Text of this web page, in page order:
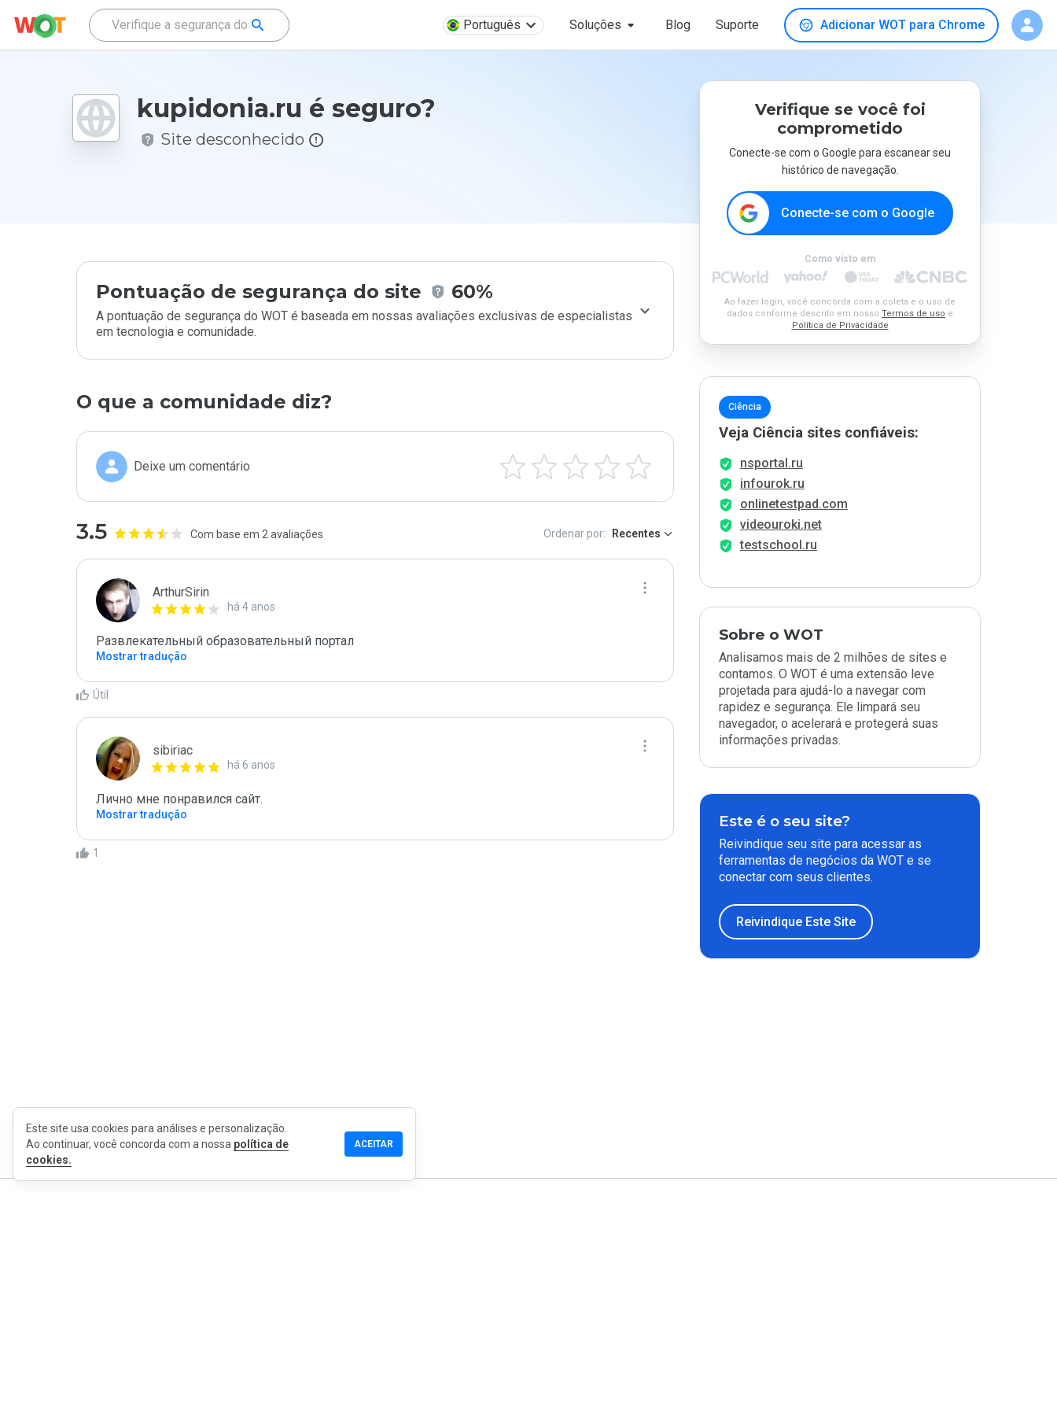
Português Soluções Blog Suporte Adicionar WOT para Chrome
kupidonia.ru é seguro?
Site desconhecido
Pontuação de segurança do site 60%
A pontuação de segurança do WOT é baseada em nossas avaliações exclusivas de especialistas
em tecnologia e comunidade.
O que a comunidade diz?
Deixe um comentário
3.5 Com base em 2 avaliações Ordenar por: Recentes
ArthurSirin
há 4 anos
Развлекательный образовательный портал
Mostrar tradução
Útil
sibiriac
há 6 anos
Лично мне понравился сайт.
Mostrar tradução
1
Verifique se você foi
comprometido
Conecte-se com o Google para escanear seu
histórico de navegação.
Conecte-se com o Google
Como visto em
Ao fazer login, você concorda com a coleta e o uso de
dados conforme descrito em nosso Termos de uso e
Política de Privacidade
Ciência
Veja Ciência sites confiáveis:
nsportal.ru
infourok.ru
onlinetestpad.com
videouroki.net
testschool.ru
Sobre o WOT
Analisamos mais de 2 milhões de sites e
contamos. O WOT é uma extensão leve
projetada para ajudá-lo a navegar com
rapidez e segurança. Ele limpará seu
navegador, o acelerará e protegerá suas
informações privadas.
Este é o seu site?
Reivindique seu site para acessar as
ferramentas de negócios da WOT e se
conectar com seus clientes.
Reivindique Este Site
Este site usa cookies para análises e personalização.
Ao continuar, você concorda com a nossa política de
cookies.
ACEITAR